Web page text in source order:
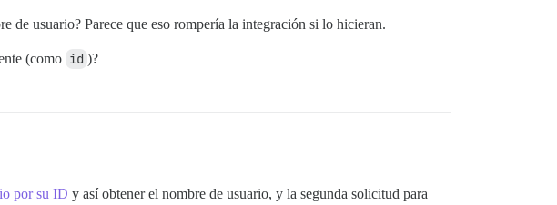
de usuario? Parece que eso rompería la integración si lo hicieran.
(como id )?
por su ID y así obtener el nombre de usuario, y la segunda solicitud para